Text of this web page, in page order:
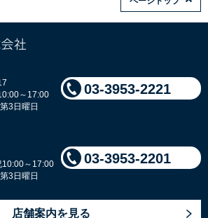
～17:00
3日曜日
03-3953-2221
～17:00
3日曜日
03-3953-2201
店舗案内を見る